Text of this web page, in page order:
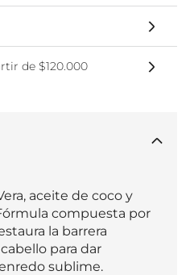
de $120.000
aceite de coco y
compuesta por
la barrera
para dar
sublime.